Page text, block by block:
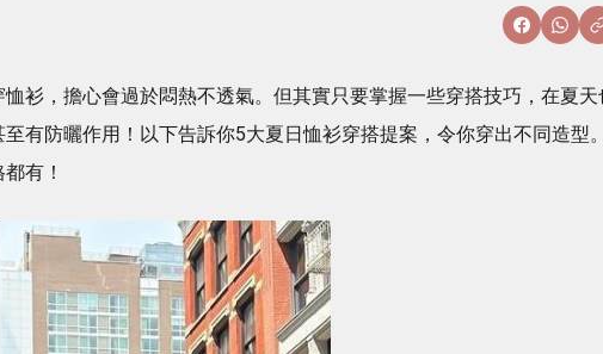
衫，擔心會過於悶熱不透氣。但其實只要掌握一些穿搭技巧，在夏天
有防曬作用！以下告訴你5大夏日恤衫穿搭提案，令你穿出不同造型
有！